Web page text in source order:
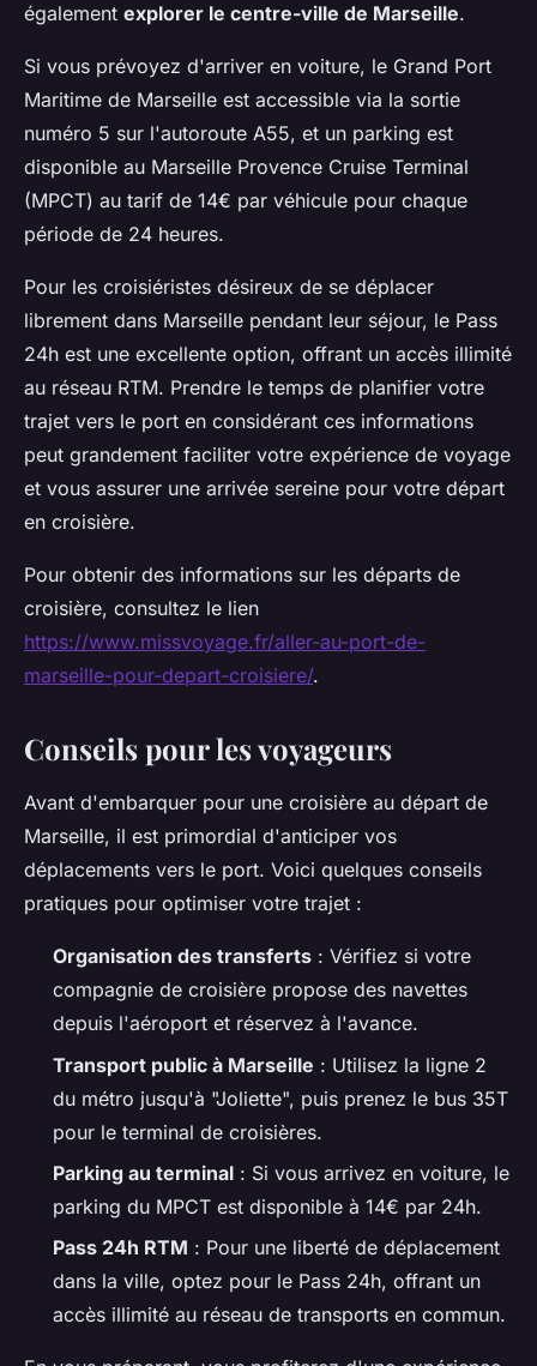
également explorer le centre-ville de Marseille.
Si vous prévoyez d'arriver en voiture, le Grand Port
Maritime de Marseille est accessible via la sortie
numéro 5 sur l'autoroute A55, et un parking est
disponible au Marseille Provence Cruise Terminal
(MPCT) au tarif de 14€ par véhicule pour chaque
période de 24 heures.
Pour les croisiéristes désireux de se déplacer
librement dans Marseille pendant leur séjour, le Pass
24h est une excellente option, offrant un accès illimité
au réseau RTM. Prendre le temps de planifier votre
trajet vers le port en considérant ces informations
peut grandement faciliter votre expérience de voyage
et vous assurer une arrivée sereine pour votre départ
en croisière.
Pour obtenir des informations sur les départs de
croisière, consultez le lien
https://www.missvoyage.fr/aller-au-port-de-
marseille-pour-depart-croisiere/.
Conseils pour les voyageurs
Avant d'embarquer pour une croisière au départ de
Marseille, il est primordial d'anticiper vos
déplacements vers le port. Voici quelques conseils
pratiques pour optimiser votre trajet :
Organisation des transferts : Vérifiez si votre
compagnie de croisière propose des navettes
depuis l'aéroport et réservez à l'avance.
Transport public à Marseille : Utilisez la ligne 2
du métro jusqu'à "Joliette", puis prenez le bus 35T
pour le terminal de croisières.
Parking au terminal : Si vous arrivez en voiture, le
parking du MPCT est disponible à 14€ par 24h.
Pass 24h RTM : Pour une liberté de déplacement
dans la ville, optez pour le Pass 24h, offrant un
accès illimité au réseau de transports en commun.